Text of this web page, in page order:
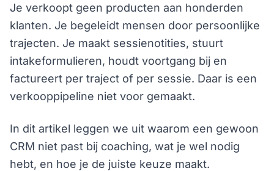
Je verkoopt geen producten aan honderden
klanten. Je begeleidt mensen door persoonlijke
trajecten. Je maakt sessienotities, stuurt
intakeformulieren, houdt voortgang bij en
factureert per traject of per sessie. Daar is een
verkooppipeline niet voor gemaakt.
In dit artikel leggen we uit waarom een gewoon
CRM niet past bij coaching, wat je wel nodig
hebt, en hoe je de juiste keuze maakt.